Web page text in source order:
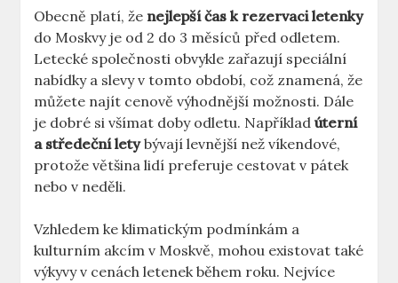
Obecně platí, že nejlepší čas k rezervaci letenky
do Moskvy je od 2 do 3 měsíců před odletem.
Letecké společnosti obvykle zařazují speciální
nabídky a slevy v tomto období, což znamená, že
můžete najít cenově výhodnější možnosti. Dále
je dobré si všímat doby odletu. Napříkladúterní
a středeční letybývají levnější než víkendové,
protože většina lidí preferuje cestovat v pátek
nebo v neděli.
Vzhledem ke klimatickým podmínkám a
kulturním akcím v Moskvě, mohou existovat také
výkyvy v cenách letenek během roku. Nejvíce